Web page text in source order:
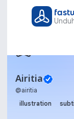
Airitia
@airitia
illustration